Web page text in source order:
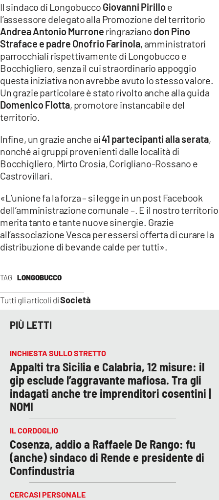
APPLE
TAG LONGOBUCCO
Tutti gli articoli diSocietà
Il sindaco di Longobucco Giovanni Pirilloe
l’assessore delegato alla Promozione del territorio
Andrea Antonio Murrone ringraziano don Pino
Straface e padre Onofrio Farinola, amministratori
parrocchiali rispettivamente di Longobucco e
Bocchigliero, senza il cui straordinario appoggio
questa iniziativa non avrebbe avuto lo stesso valore.
Un grazie particolare è stato rivolto anche alla guida
Domenico Flotta, promotore instancabile del
territorio.
Infine, un grazie anche ai41 partecipanti alla serata,
nonché ai gruppi provenienti dalle località di
Bocchigliero, Mirto Crosia, Corigliano-Rossano e
Castrovillari.
«L’unione fa la forza – si legge in un post Facebook
dell’amministrazione comunale –. E il nostro territorio
merita tanto e tante nuove sinergie. Grazie
all’associazione Vesca per essersi offerta di curare la
distribuzione di bevande calde per tutti».
PIÙ LETTI
INCHIESTA SULLO STRETTO
Appalti tra Sicilia e Calabria, 12 misure: il
gip esclude l’aggravante mafiosa. Tra gli
indagati anche tre imprenditori cosentini |
NOMI
IL CORDOGLIO
Cosenza, addio a Raffaele De Rango: fu
(anche) sindaco di Rende e presidente di
Confindustria
CERCASI PERSONALE